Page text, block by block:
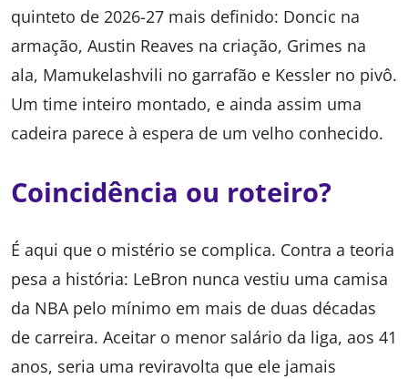
quinteto de 2026-27 mais definido: Doncic na
armação, Austin Reaves na criação, Grimes na
ala, Mamukelashvili no garrafão e Kessler no pivô.
Um time inteiro montado, e ainda assim uma
cadeira parece à espera de um velho conhecido.
Coincidência ou roteiro?
É aqui que o mistério se complica. Contra a teoria
pesa a história: LeBron nunca vestiu uma camisa
da NBA pelo mínimo em mais de duas décadas
de carreira. Aceitar o menor salário da liga, aos 41
anos, seria uma reviravolta que ele jamais